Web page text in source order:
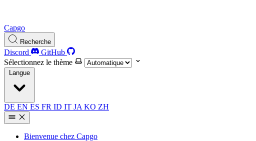
Capgo
Recherche
Discord
GitHub
Sélectionnez le thème
Langue
DE EN ES FR ID IT JA KO ZH
Bienvenue chez Capgo